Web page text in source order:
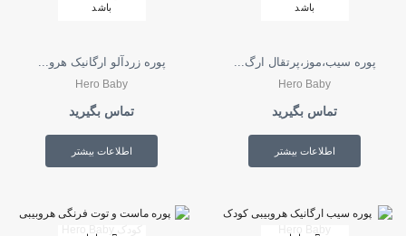
باشد
پوره سیب،موز،پرتقال ارگ...
Hero Baby
تماس بگیرید
اطلاعات بیشتر
باشد
پوره زردآلو ارگانیک هرو...
Hero Baby
تماس بگیرید
اطلاعات بیشتر